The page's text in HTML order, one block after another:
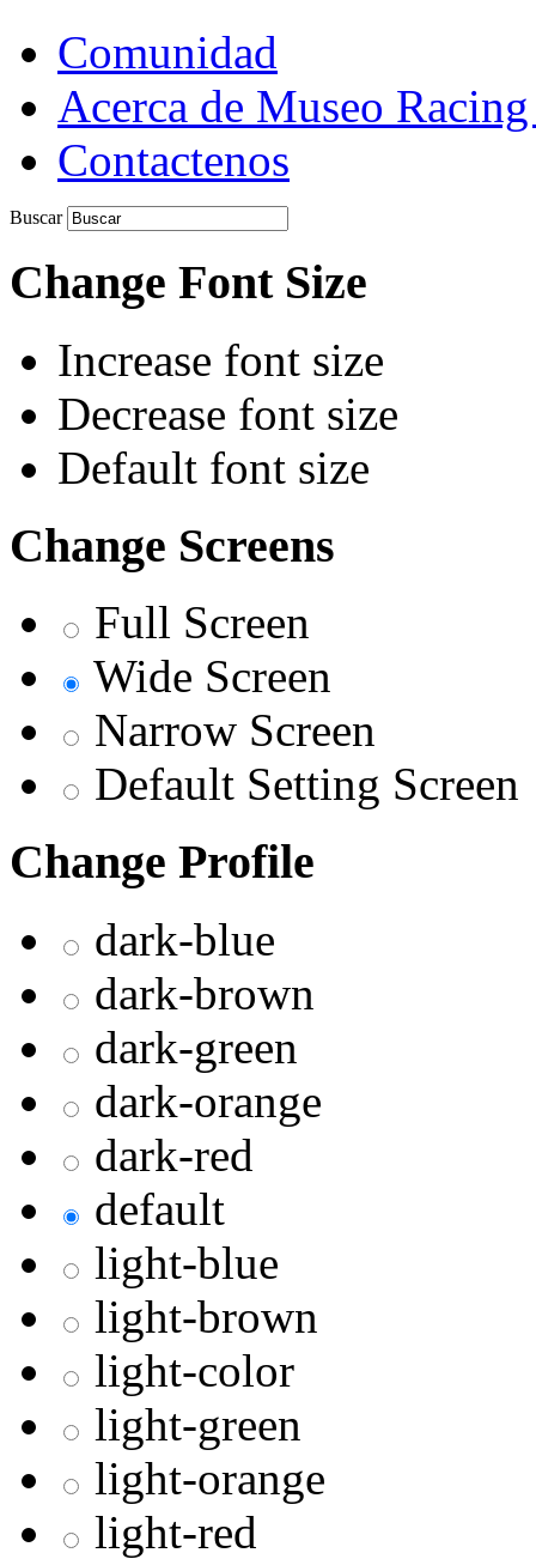
Comunidad
Acerca de Museo
Contactenos
Buscar
Change Font Size
Increase font size
Decrease font size
Default font size
Change Screens
Full Screen
Wide Screen
Narrow Screen
Default Setting Screen
Change Profile
dark-blue
dark-brown
dark-green
dark-orange
dark-red
default
light-blue
light-brown
light-color
light-green
light-orange
light-red